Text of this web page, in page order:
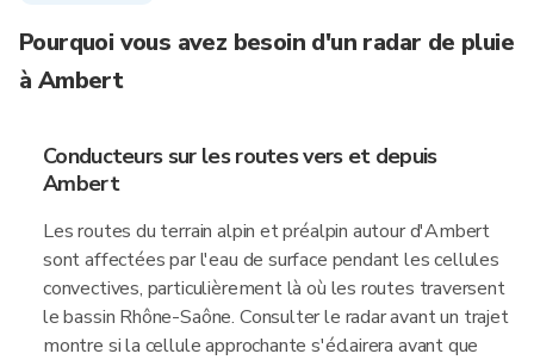
Pourquoi vous avez besoin d'un radar de pluie
à Ambert
Conducteurs sur les routes vers et depuis
Ambert
Les routes du terrain alpin et préalpin autour d'Ambert
sont affectées par l'eau de surface pendant les cellules
convectives, particulièrement là où les routes traversent
le bassin Rhône-Saône. Consulter le radar avant un trajet
montre si la cellule approchante s'éclairera avant que